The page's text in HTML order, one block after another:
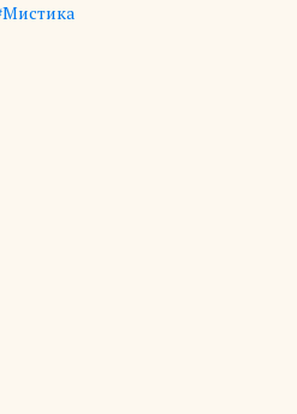
Мистика